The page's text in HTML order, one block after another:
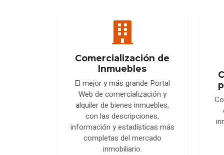
Comercialización de
Inmuebles
El mejor y más grande Portal
Web de comercialización y
alquiler de bienes inmuebles,
con las descripciones,
información y estadísticas más
completas del mercado
inmobiliario.